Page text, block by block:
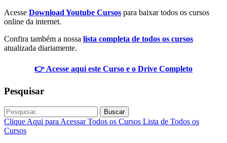
Acesse Download Youtube Cursos para baixar todos os cursos
online da internet.
Confira também a nossa lista completa de todos os cursos
atualizada diariamente.
👉 Acesse aqui este Curso e o Drive Completo
Pesquisar
Buscar
Clique Aqui para Acessar Todos os Cursos Lista de Todos os
Cursos